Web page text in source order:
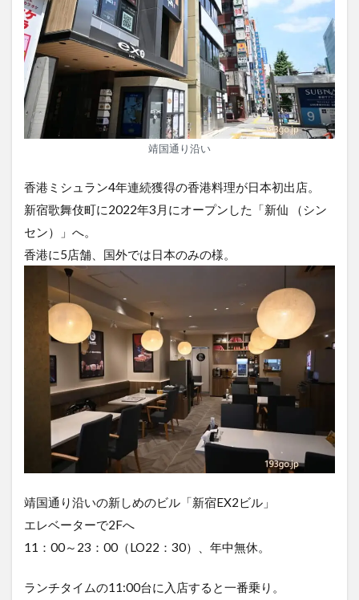
靖国通り沿い
香港ミシュラン4年連続獲得の香港料理が日本初出店。
新宿歌舞伎町に2022年3月にオープンした「新仙 （シン
セン）」へ。
香港に5店舗、国外では日本のみの様。
靖国通り沿いの新しめのビル「新宿EX2ビル」
エレベーターで2Fへ
11：00～23：00（LO22：30）、年中無休。
ランチタイムの11:00台に入店すると一番乗り。